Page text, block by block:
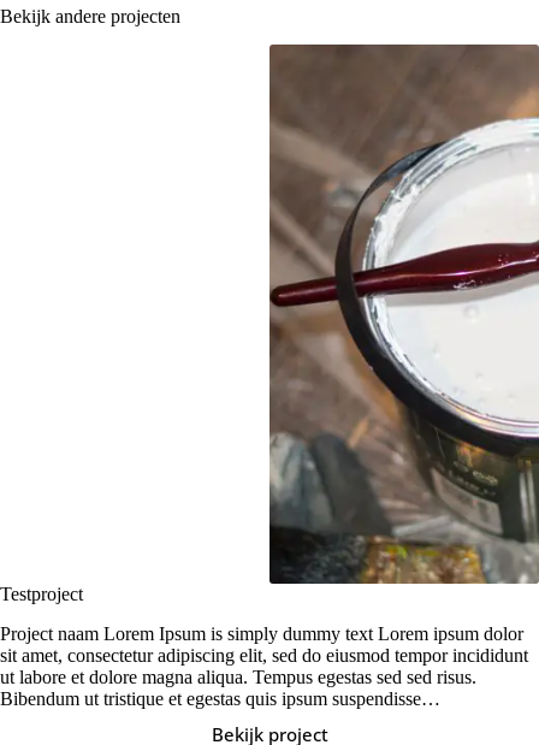
Bekijk andere projecten
Testproject
Project naam Lorem Ipsum is simply dummy text Lorem ipsum dolor
sit amet, consectetur adipiscing elit, sed do eiusmod tempor incididunt
ut labore et dolore magna aliqua. Tempus egestas sed sed risus.
Bibendum ut tristique et egestas quis ipsum suspendisse…
Bekijk project